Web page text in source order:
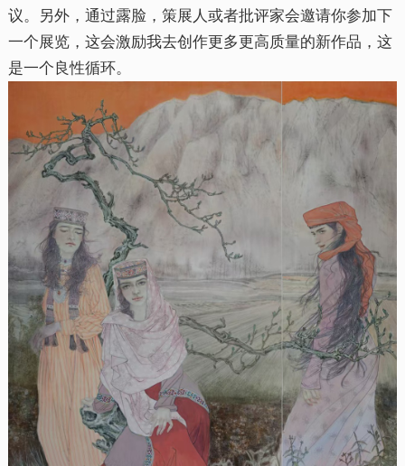
议。另外，通过露脸，策展人或者批评家会邀请你参加下
一个展览，这会激励我去创作更多更高质量的新作品，这
是一个良性循环。